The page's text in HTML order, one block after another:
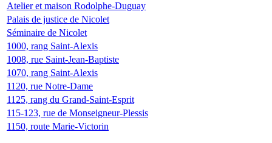
Atelier et maison Rodolphe-Duguay
Palais de justice de Nicolet
Séminaire de Nicolet
1000, rang Saint-Alexis
1008, rue Saint-Jean-Baptiste
1070, rang Saint-Alexis
1120, rue Notre-Dame
1125, rang du Grand-Saint-Esprit
115-123, rue de Monseigneur-Plessis
1150, route Marie-Victorin